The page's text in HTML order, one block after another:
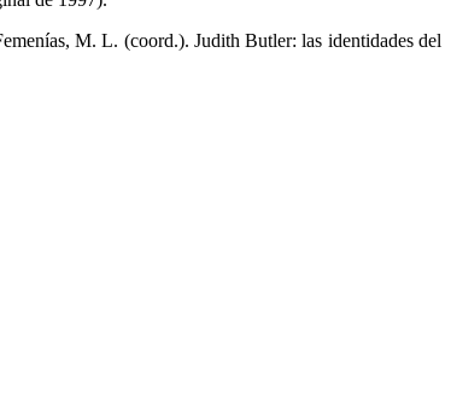
M. L. (coord.). Judith Butler: las identidades del